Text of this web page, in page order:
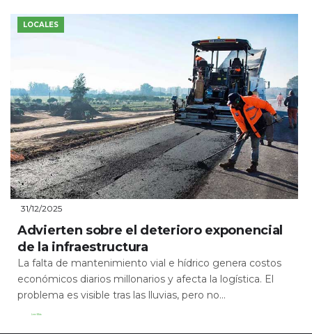
LOCALES
31/12/2025
Advierten sobre el deterioro exponencial
de la infraestructura
La falta de mantenimiento vial e hídrico genera costos
económicos diarios millonarios y afecta la logística. El
problema es visible tras las lluvias, pero no...
Leer Más